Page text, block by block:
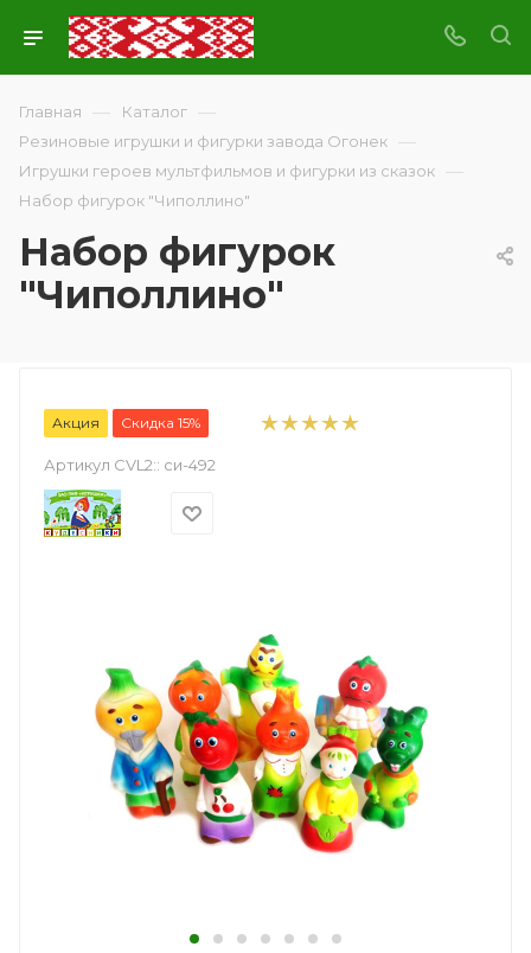
Главная — Каталог —
Резиновые игрушки и фигурки завода Огонек —
Игрушки героев мультфильмов и фигурки из сказок —
Набор фигурок "Чиполлино"
Набор фигурок
"Чиполлино"
Акция Скидка 15%
Артикул CVL2:: си-492